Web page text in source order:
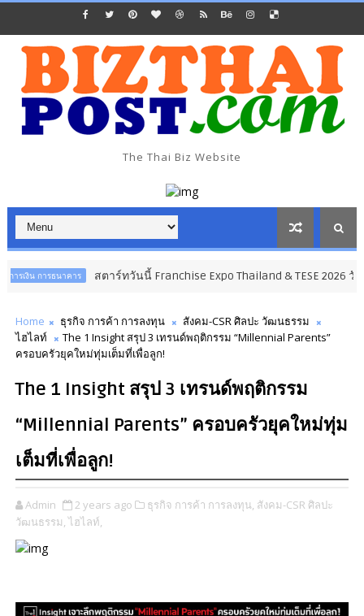
The Thai Biz Website
การธนาคาร สตาร์ทวันนี้ Franchise Expo Thailand & TESE 2026 วัน
Home ธุรกิจ การค้า การลงทุน
สังคม-CSR ศิลปะ วัฒนธรรม
ไฮไลท์
The 1 Insight สรุป 3 เทรนด์พฤติกรรม “Millennial Parents”
ครอบครัวยุคใหม่ทุ่มเต็มที่เพื่อลูก!
The 1 Insight สรุป 3 เทรนด์พฤติกรรม
“Millennial Parents” ครอบครัวยุคใหม่ทุ่ม
เต็มที่เพื่อลูก!
Admin 2 years ago ธุรกิจ การค้า การลงทุน, สังคม-CSR ศิลปะ
วัฒนธรรม, ไฮไลท์,